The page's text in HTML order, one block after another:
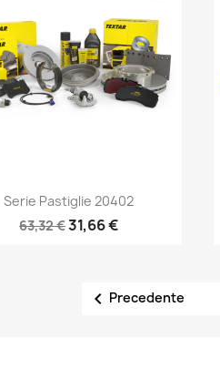
Anteprima
Serie Pastiglie 20402
63,32 €31,66 €
 Precedente